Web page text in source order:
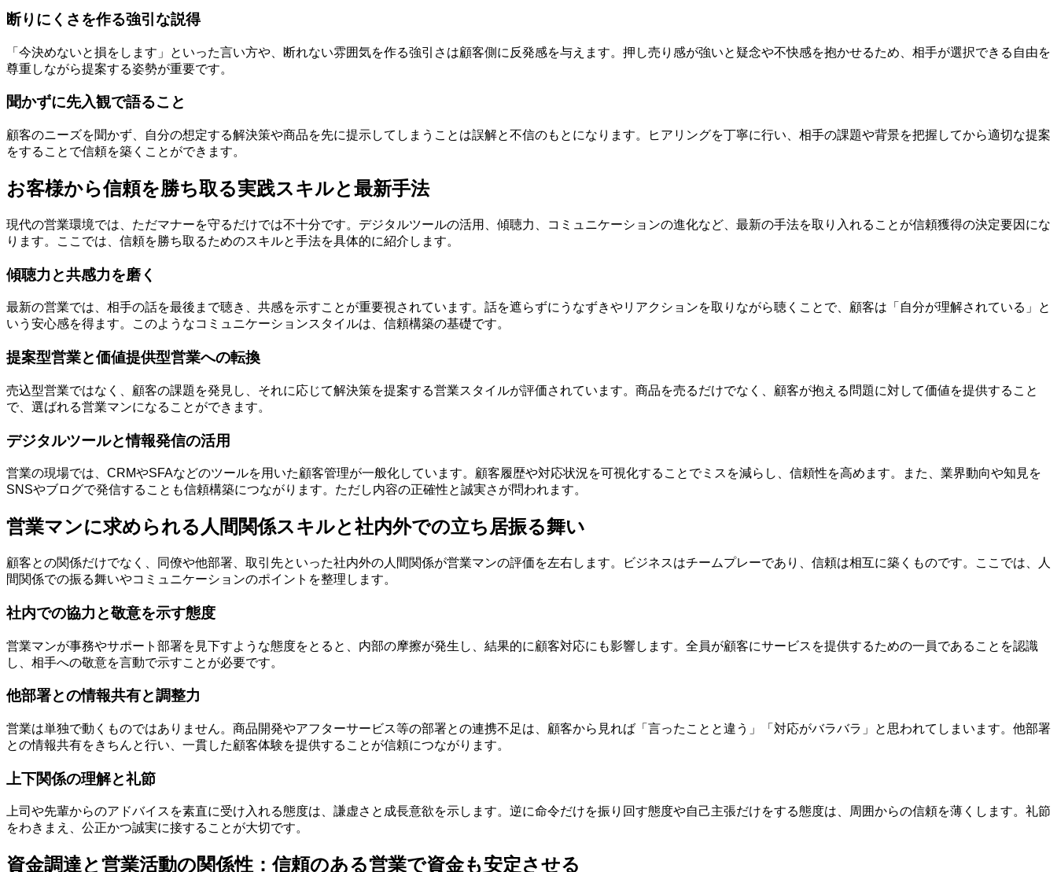
断りにくさを作る強引な説得
「今決めないと損をします」といった言い方や、断れない雰囲気を作る強引さは顧客側に反発感を与えます。押し売り感が強いと疑念や不快感を抱かせるため、相手が選択できる自由を
尊重しながら提案する姿勢が重要です。
聞かずに先入観で語ること
顧客のニーズを聞かず、自分の想定する解決策や商品を先に提示してしまうことは誤解と不信のもとになります。ヒアリングを丁寧に行い、相手の課題や背景を把握してから適切な提案
をすることで信頼を築くことができます。
お客様から信頼を勝ち取る実践スキルと最新手法
現代の営業環境では、ただマナーを守るだけでは不十分です。デジタルツールの活用、傾聴力、コミュニケーションの進化など、最新の手法を取り入れることが信頼獲得の決定要因にな
ります。ここでは、信頼を勝ち取るためのスキルと手法を具体的に紹介します。
傾聴力と共感力を磨く
最新の営業では、相手の話を最後まで聴き、共感を示すことが重要視されています。話を遮らずにうなずきやリアクションを取りながら聴くことで、顧客は「自分が理解されている」と
いう安心感を得ます。このようなコミュニケーションスタイルは、信頼構築の基礎です。
提案型営業と価値提供型営業への転換
売込型営業ではなく、顧客の課題を発見し、それに応じて解決策を提案する営業スタイルが評価されています。商品を売るだけでなく、顧客が抱える問題に対して価値を提供すること
で、選ばれる営業マンになることができます。
デジタルツールと情報発信の活用
営業の現場では、CRMやSFAなどのツールを用いた顧客管理が一般化しています。顧客履歴や対応状況を可視化することでミスを減らし、信頼性を高めます。また、業界動向や知見を
SNSやブログで発信することも信頼構築につながります。ただし内容の正確性と誠実さが問われます。
営業マンに求められる人間関係スキルと社内外での立ち居振る舞い
顧客との関係だけでなく、同僚や他部署、取引先といった社内外の人間関係が営業マンの評価を左右します。ビジネスはチームプレーであり、信頼は相互に築くものです。ここでは、人
間関係での振る舞いやコミュニケーションのポイントを整理します。
社内での協力と敬意を示す態度
営業マンが事務やサポート部署を見下すような態度をとると、内部の摩擦が発生し、結果的に顧客対応にも影響します。全員が顧客にサービスを提供するための一員であることを認識
し、相手への敬意を言動で示すことが必要です。
他部署との情報共有と調整力
営業は単独で動くものではありません。商品開発やアフターサービス等の部署との連携不足は、顧客から見れば「言ったことと違う」「対応がバラバラ」と思われてしまいます。他部署
との情報共有をきちんと行い、一貫した顧客体験を提供することが信頼につながります。
上下関係の理解と礼節
上司や先輩からのアドバイスを素直に受け入れる態度は、謙虚さと成長意欲を示します。逆に命令だけを振り回す態度や自己主張だけをする態度は、周囲からの信頼を薄くします。礼節
をわきまえ、公正かつ誠実に接することが大切です。
資金調達と営業活動の関係性：信頼のある営業で資金も安定させる